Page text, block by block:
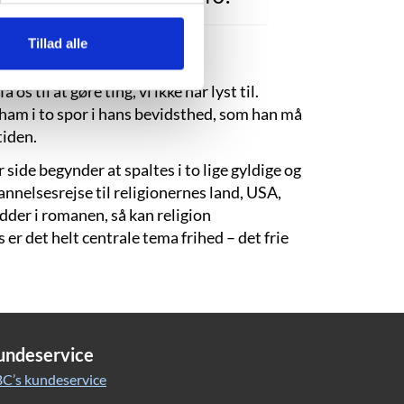
Tillad alle
os til at gøre ting, vi ikke har lyst til.
i to spor i hans bevidsthed, som han må
begynder at spaltes i to lige gyldige og
til religionernes land, USA,
i romanen, så kan religion
er det helt centrale tema frihed – det frie
kundeservice